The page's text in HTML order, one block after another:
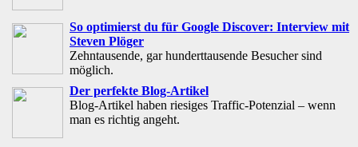
So optimierst du für Google Discover: Interview mit
Steven Plöger
Zehntausende, gar hunderttausende Besucher sind
möglich.
Der perfekte Blog-Artikel
Blog-Artikel haben riesiges Traffic-Potenzial – wenn
man es richtig angeht.